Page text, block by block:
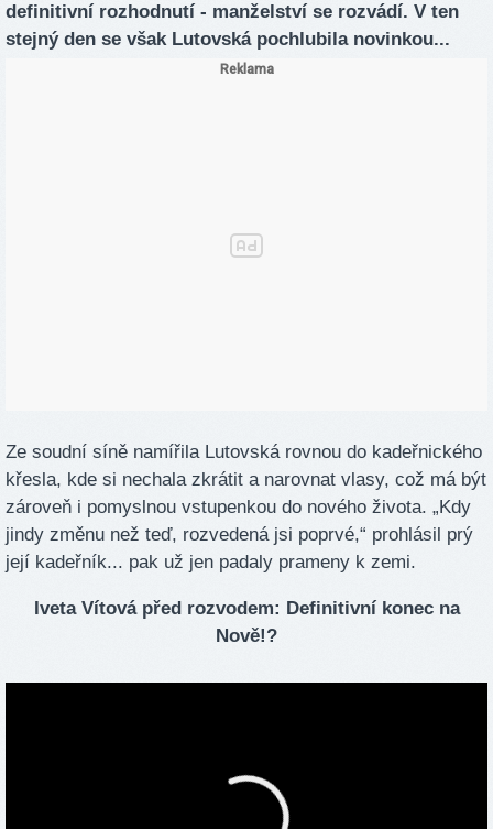
definitivní rozhodnutí - manželství se rozvádí. V ten
stejný den se však Lutovská pochlubila novinkou...
Ze soudní síně namířila Lutovská rovnou do kadeřnického
křesla, kde si nechala zkrátit a narovnat vlasy, což má být
zároveň i pomyslnou vstupenkou do nového života. „Kdy
jindy změnu než teď, rozvedená jsi poprvé,“ prohlásil prý
její kadeřník... pak už jen padaly prameny k zemi.
Iveta Vítová před rozvodem: Definitivní konec na
Nově!?